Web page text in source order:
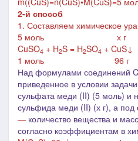
2-й способ
1. Составляем химическое
5 моль х г
CuSO4 + H2S = H2SO4 + CuS↓
1 моль 96 г
Над формулами соединений
приведенное в условии
сульфата меди (II) (5 моль) и
сульфида меди (II) (х г), а
― количество вещества и
согласно коэффициентам в